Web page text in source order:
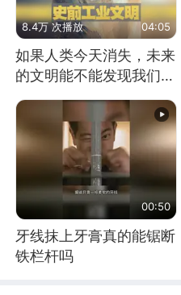
8.4万 次播放 04:05
如果人类今天消失，未来
的文明能不能发现我们存
00:50
牙线抹上牙膏真的能锯断
铁栏杆吗